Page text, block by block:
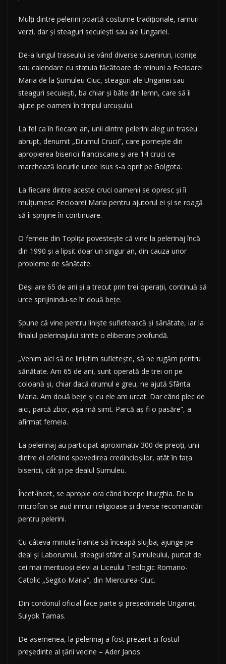
Mulţi dintre pelerini poartă costume tradiţionale, ramuri
verzi, dar şi steaguri secuieşti sau ale Ungariei.
De-a lungul traseului se vând diverse suveniruri, iconiţe
sau calendare cu statuia făcătoare de minuni a Fecioarei
Maria de la Şumuleu Ciuc, steaguri ale Ungariei sau
steaguri secuieşti, ba chiar şi bâte din lemn, care să îi
ajute pe oameni în timpul urcuşului.
La fel ca în fiecare an, unii dintre pelerini aleg un traseu
abrupt, denumit „Drumul Crucii”, care porneşte din
apropierea bisericii franciscane şi are 14 cruci ce
marchează locurile unde Isus s-a oprit pe Golgota.
La fiecare dintre aceste cruci oamenii se opresc şi îi
mulţumesc Fecioarei Maria pentru ajutorul ei şi se roagă
să îi sprijine în continuare.
O femeie din Topliţa povesteşte că vine la pelerinaj încă
din 1990 şi a lipsit doar un singur an, din cauza unor
probleme de sănătate.
Deşi are 65 de ani şi a trecut prin trei operaţii, continuă să
urce sprijinindu-se în două beţe.
Spune că vine pentru linişte sufletească şi sănătate, iar la
finalul pelerinajului simte o eliberare profundă.
„Venim aici să ne liniştim sufleteşte, să ne rugăm pentru
sănătate. Am 65 de ani, sunt operată de trei ori pe
coloană şi, chiar dacă drumul e greu, ne ajută Sfânta
Maria. Am două beţe şi cu ele am urcat. Dar când plec de
aici, parcă zbor, aşa mă simt. Parcă aş fi o pasăre”, a
afirmat femeia.
La pelerinaj au participat aproximativ 300 de preoţi, unii
dintre ei oficiind spovedirea credincioşilor, atât în faţa
bisericii, cât şi pe dealul Şumuleu.
Încet-încet, se apropie ora când începe liturghia. De la
microfon se aud imnuri religioase şi diverse recomandări
pentru pelerini.
Cu câteva minute înainte să înceapă slujba, ajunge pe
deal şi Laborumul, steagul sfânt al Şumuleului, purtat de
cei mai merituoşi elevi ai Liceului Teologic Romano-
Catolic „Segito Maria”, din Miercurea-Ciuc.
Din cordonul oficial face parte şi preşedintele Ungariei,
Sulyok Tamas.
De asemenea, la pelerinaj a fost prezent şi fostul
preşedinte al ţării vecine – Ader Janos.